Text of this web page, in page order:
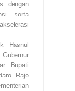
dengan
serta
Hasnul
Bupati
Rajo